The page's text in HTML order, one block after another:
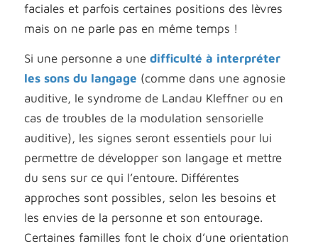
faciales et parfois certaines positions des lèvres
mais on ne parle pas en même temps !
Si une personne a une difficulté à interpréter
les sons du langage (comme dans une agnosie
auditive, le syndrome de Landau Kleffner ou en
cas de troubles de la modulation sensorielle
auditive), les signes seront essentiels pour lui
permettre de développer son langage et mettre
du sens sur ce qui l’entoure. Différentes
approches sont possibles, selon les besoins et
les envies de la personne et son entourage.
Certaines familles font le choix d’une orientation